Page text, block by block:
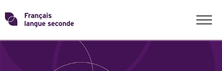
Skip
toTransformons
THÈMES